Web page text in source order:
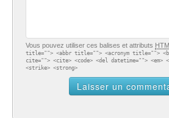
Vous pouvez utiliser ces balises et attributs
title=""> <abbr title=""> <acronym title="">
cite=""> <cite> <code> <del datetime=""> <em>
<strike> <strong>